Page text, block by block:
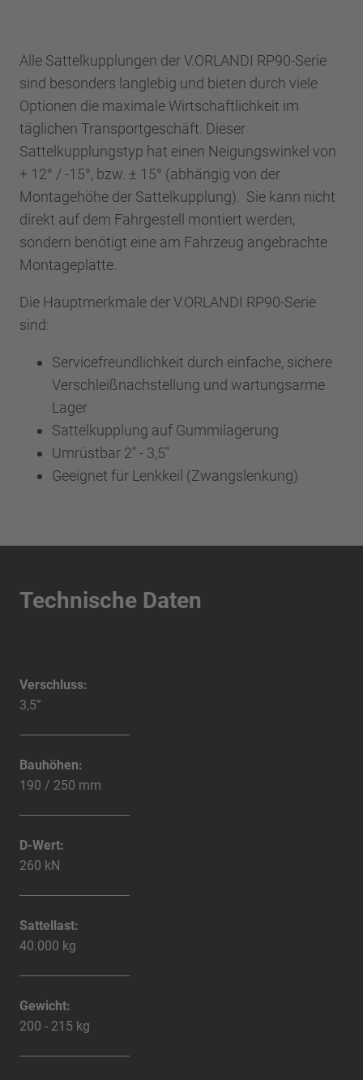
Alle Sattelkupplungen der V.ORLANDI RP90-Serie
sind besonders langlebig und bieten durch viele
Optionen die maximale Wirtschaftlichkeit im
täglichen Transportgeschäft. Dieser
Sattelkupplungstyp hat einen Neigungswinkel von
+ 12° / -15°, bzw. ± 15° (abhängig von der
Montagehöhe der Sattelkupplung). Sie kann nicht
direkt auf dem Fahrgestell montiert werden,
sondern benötigt eine am Fahrzeug angebrachte
Montageplatte.
Die Hauptmerkmale der V.ORLANDI RP90-Serie
sind:
Servicefreundlichkeit durch einfache, sichere
Verschleißnachstellung und wartungsarme
Lager
Sattelkupplung auf Gummilagerung
Umrüstbar 2" - 3,5"
Geeignet für Lenkkeil (Zwangslenkung)
Technische Daten
Verschluss:
3,5”
Bauhöhen:
190 / 250 mm
D-Wert:
260 kN
Sattellast:
40.000 kg
Gewicht:
200 - 215 kg